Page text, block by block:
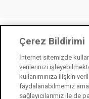
Çerez Bildirimi
İnternet sitemizde
verilerinizi
kullanımınıza ilişkin
faydalanabilmemiz
sağlayıcılarımız ile de